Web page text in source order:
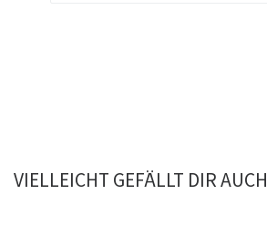
VIELLEICHT GEFÄLLT DIR AUCH